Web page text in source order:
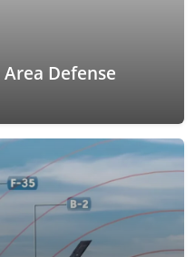
Defense